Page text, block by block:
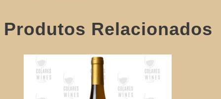
Produtos Relacionados